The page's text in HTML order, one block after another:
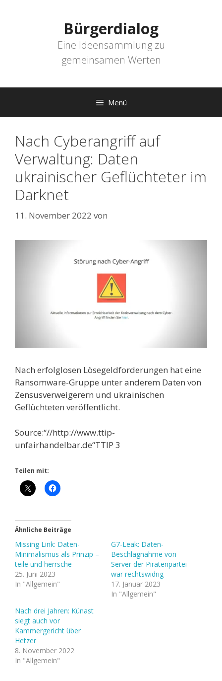
Bürgerdialog
Eine Ideensammlung zu
gemeinsamen Werten
Menü
Nach Cyberangriff auf
Verwaltung: Daten
ukrainischer Geflüchteter im
Darknet
11. November 2022 von
Nach erfolglosen Lösegeldforderungen hat eine
Ransomware-Gruppe unter anderem Daten von
Zensusverweigerern und ukrainischen
Geflüchteten veröffentlicht.
Source:“//http://www.ttip-
unfairhandelbar.de“TTIP 3
Teilen mit:
Ähnliche Beiträge
Missing Link: Daten-
Minimalismus als Prinzip –
teile und herrsche
25. Juni 2023
In "Allgemein"
G7-Leak: Daten-
Beschlagnahme von
Server der Piratenpartei
war rechtswidrig
17. Januar 2023
In "Allgemein"
Nach drei Jahren: Künast
siegt auch vor
Kammergericht über
Hetzer
8. November 2022
In "Allgemein"